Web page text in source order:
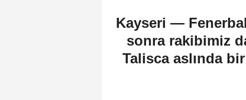
Kayseri —
sonra rakibimiz
Talisca aslında